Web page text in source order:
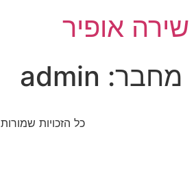
שירה אופיר
מחבר: admin
כל הזכויות שמורות